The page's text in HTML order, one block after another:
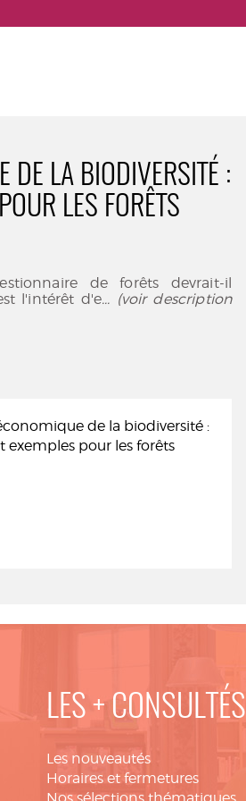
DE LA BIODIVERSITÉ :
LES FORÊTS
de forêts devrait-il
l'intérêt d'e... (voir description
de la biodiversité :
exemples pour les forêts
LES + CONSULTÉS
Les nouveautés
Horaires et fermetures